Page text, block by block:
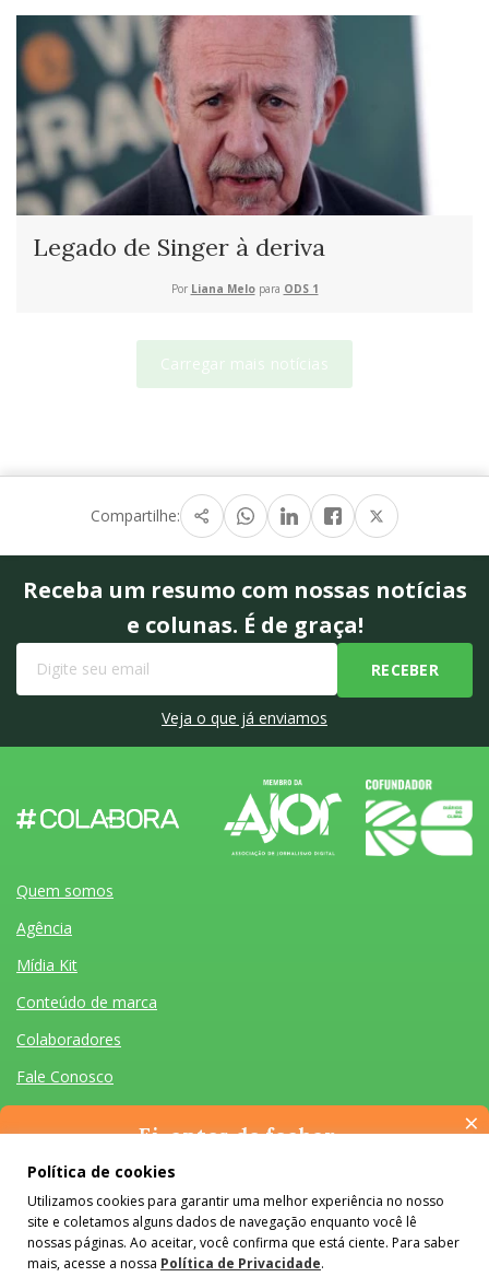
Legado de Singer à deriva
Por Liana Melopara ODS 1
Carregar mais notícias
Compartilhe:
Receba um resumo com nossas notícias
e colunas. É de graça!
Veja o que já enviamos
Quem somos
Agência
Mídia Kit
Conteúdo de marca
Colaboradores
Fale Conosco
Quem somos Agência Mídia Kit Conteúdo de marca Colaboradores Fale Conosco
Desenvolvido por Homem Máquina- Todos os Direitos Reservados 2026
Política de cookies
Utilizamos cookies para garantir uma melhor experiência no nosso
site e coletamos alguns dados de navegação enquanto você lê
nossas páginas. Ao aceitar, você confirma que está ciente. Para saber
mais, acesse a nossa Política de Privacidade.
×
Ei, antes de fechar…
Pense na importância de manter-se informado(a). Quer ter
colunistas e reportagens especiais? Receba a nossa newsletter.
É de graça :)